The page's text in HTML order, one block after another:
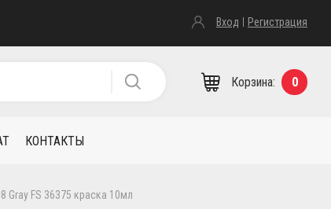
Вход Регистрация
0
Корзина:
КОНТАКТЫ
Gray FS 36375 краска 10мл